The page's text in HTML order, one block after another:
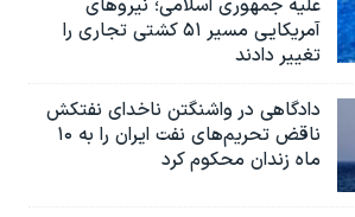
علیه جمهوری اسلامی؛ نیروهای
آمریکایی مسیر ۵۱ کشتی تجاری را
تغییر دادند
دادگاهی در واشنگتن ناخدای نفتکش
ناقض تحریم‌های نفت ایران را به ۱۰
ماه زندان محکوم کرد